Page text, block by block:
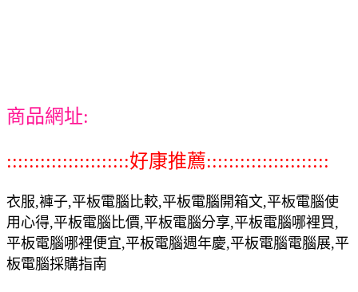
商品網址:
::::::::::::::::::::::好康推薦::::::::::::::::::::::
衣服,褲子,平板電腦比較,平板電腦開箱文,平板電腦使
用心得,平板電腦比價,平板電腦分享,平板電腦哪裡買,
平板電腦哪裡便宜,平板電腦週年慶,平板電腦電腦展,平
板電腦採購指南